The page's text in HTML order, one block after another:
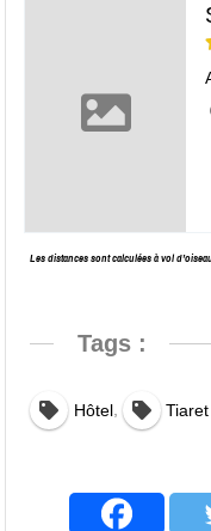
Les distances sont calculées à vol
Tags :
Hôtel, Tiaret